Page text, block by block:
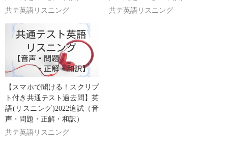
共テ英語リスニング 共テ英語リスニング
【スマホで聞ける！スクリプ
ト付き共通テスト過去問】英
語(リスニング)2022追試（音
声・問題・正解・和訳）
共テ英語リスニング